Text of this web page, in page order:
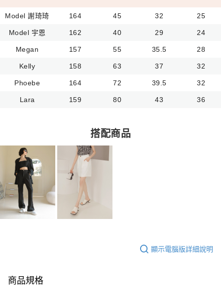
Model 謝琦琦 164 45 32 25
Model 宇恩 162 40 29 24
Megan 157 55 35.5 28
Kelly 158 63 37 32
Phoebe 164 72 39.5 32
Lara 159 80 43 36
搭配商品
顯示電腦版詳細說明
商品規格